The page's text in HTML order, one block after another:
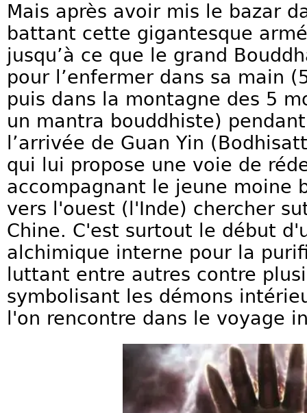
Mais après avoir mis le bazar
battant cette gigantesque
jusqu’à ce que le grand
pour l’enfermer dans sa main
puis dans la montagne des 5
un mantra bouddhiste)
l’arrivée de Guan Yin
qui lui propose une voie de
accompagnant le jeune moine
vers l'ouest (l'Inde) chercher
Chine. C'est surtout le début
alchimique interne pour la
luttant entre autres contre
symbolisant les démons
l'on rencontre dans le voyage